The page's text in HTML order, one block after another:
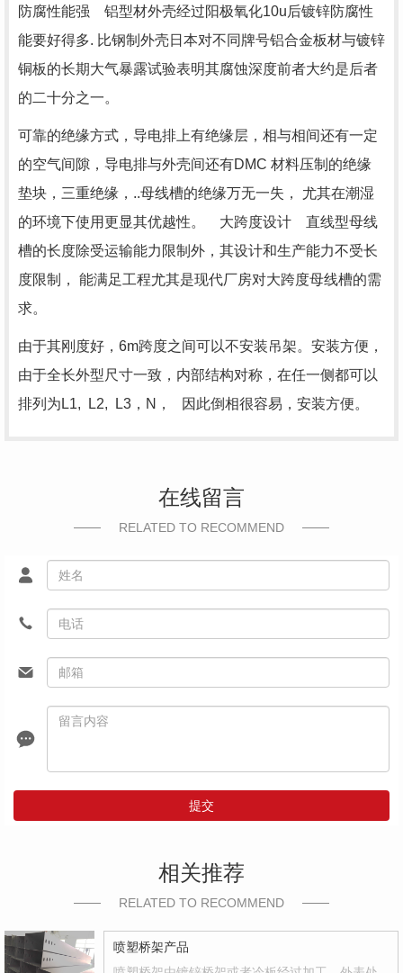
防腐性能强 铝型材外壳经过阳极氧化10u后镀锌防腐性
能要好得多. 比钢制外壳日本对不同牌号铝合金板材与镀锌
铜板的长期大气暴露试验表明其腐蚀深度前者大约是后者
的二十分之一。
可靠的绝缘方式，导电排上有绝缘层，相与相间还有一定
的空气间隙，导电排与外壳间还有DMC 材料压制的绝缘
垫块，三重绝缘，..母线槽的绝缘万无一失， 尤其在潮湿
的环境下使用更显其优越性。 大跨度设计 直线型母线
槽的长度除受运输能力限制外，其设计和生产能力不受长
度限制， 能满足工程尤其是现代厂房对大跨度母线槽的需
求。
由于其刚度好，6m跨度之间可以不安装吊架。安装方便，
由于全长外型尺寸一致，内部结构对称，在任一侧都可以
排列为L1, L2, L3，N， 因此倒相很容易，安装方便。
在线留言
RELATED TO RECOMMEND
提交
相关推荐
RELATED TO RECOMMEND
喷塑桥架产品